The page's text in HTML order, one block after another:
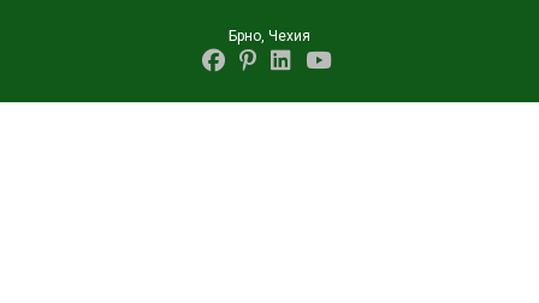
Брно, Чехия